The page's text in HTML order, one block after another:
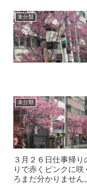
未分類
未分類
３月２６日仕事帰
りで赤くピンクに
ろまだ分かりません